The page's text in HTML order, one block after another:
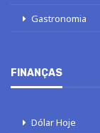
Gastronomia
FINANÇAS
Dólar Hoje